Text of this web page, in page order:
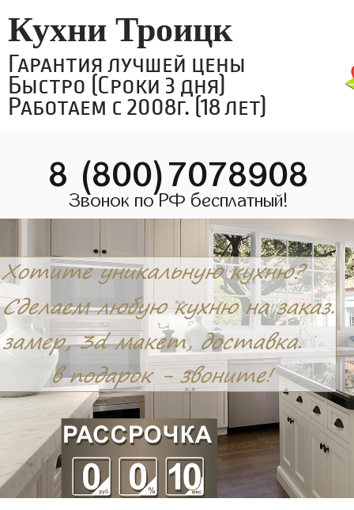
Кухни Троицк
Гарантия лучшей цены
Быстро (Сроки 3 дня)
Работаем с 2008г. (18 лет)
8 (800)7078908
Звонок по РФ бесплатный!